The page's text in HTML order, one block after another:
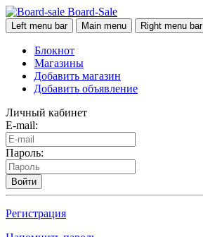
Board-Sale
Left menu bar Main menu Right menu bar
Блокнот
Магазины
Добавить магазин
Добавить объявление
Личный кабинет
E-mail:
Пароль:
Войти
Регистрация